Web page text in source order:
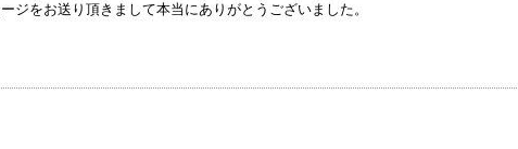
ジをお送り頂きまして本当にありがとうございました。